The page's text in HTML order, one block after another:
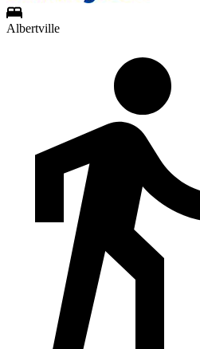
Albertville